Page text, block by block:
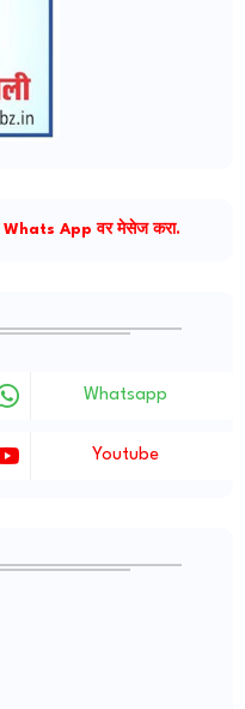
Whats App वर मेसेज करा.
Whatsapp
Youtube